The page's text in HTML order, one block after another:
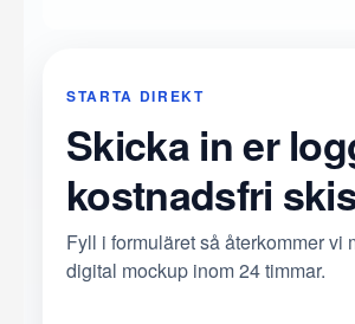
STARTA DIREKT
Skicka in er
kostnadsfri
Fyll i formuläret så återkommer vi
digital mockup inom 24 timmar.